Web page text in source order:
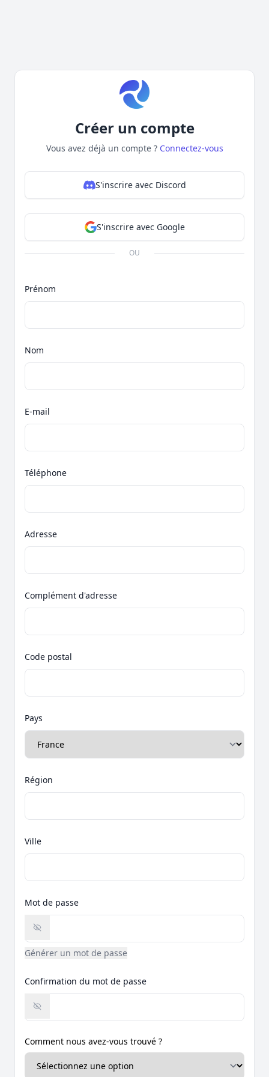
Créer un compte
Vous avez déjà un compte ? Connectez-vous
S'inscrire avec Discord
S'inscrire avec Google
OU
Prénom
Nom
E-mail
Téléphone
Adresse
Complément d'adresse
Code postal
Pays
Région
Ville
Mot de passe
Générer un mot de passe
Confirmation du mot de passe
Comment nous avez-vous trouvé ?